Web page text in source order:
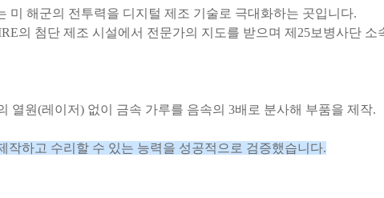
해군의 전투력을 디지털 제조 기술로 극대화하는 곳입니다.
의 첨단 제조 시설에서 전문가의 지도를 받으며 제25보병사단
원(레이저) 없이 금속 가루를 음속의 3배로 분사해 부품을 제작.
작하고 수리할 수 있는 능력을 성공적으로 검증했습니다.